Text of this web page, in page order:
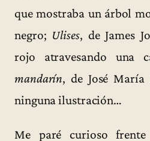
que mostraba un árbol
negro; Ulises, de James
rojo atravesando una
mandarín, de José María
ninguna ilustración…
Me paré curioso